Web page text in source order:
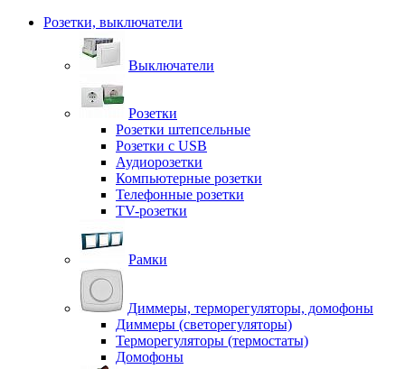
Розетки, выключатели
Выключатели
Розетки
Розетки штепсельные
Розетки с USB
Аудиорозетки
Компьютерные розетки
Телефонные розетки
TV-розетки
Рамки
Диммеры, терморегуляторы, домофоны
Диммеры (светорегуляторы)
Терморегуляторы (термостаты)
Домофоны